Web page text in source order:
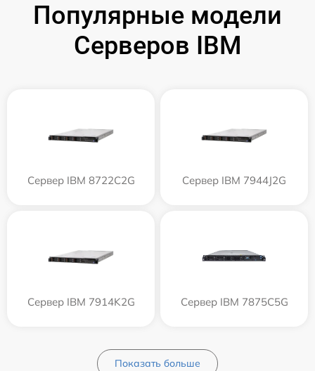
Популярные модели
Серверов IBM
Сервер IBM 8722C2G Сервер IBM 7944J2G
Сервер IBM 7914K2G Сервер IBM 7875C5G
Показать больше